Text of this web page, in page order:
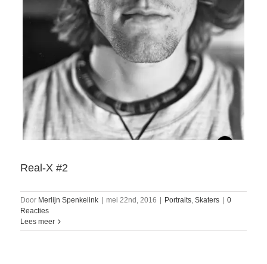
Real-X #2
Door Merlijn Spenkelink mei 22nd, 2016 Portraits, Skaters
0
Reacties
Lees meer